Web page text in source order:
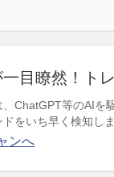
目瞭然！ト
、ChatGPT等のAI
をいち早く検知しま
ンへ